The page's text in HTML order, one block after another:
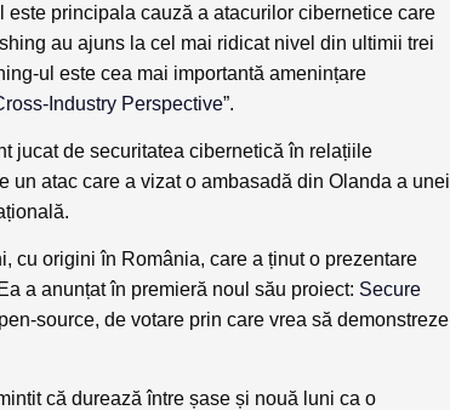
principala cauză a atacurilor cibernetice care
au ajuns la cel mai ridicat nivel din ultimii trei
ul este cea mai importantă amenințare
Industry Perspective”.
jucat de securitatea cibernetică în relațiile
atac care a vizat o ambasadă din Olanda a unei
cu origini în România, care a ținut o prezentare
a anunțat în premieră noul său proiect: Secure
source, de votare prin care vrea să demonstreze
că durează între șase și nouă luni ca o